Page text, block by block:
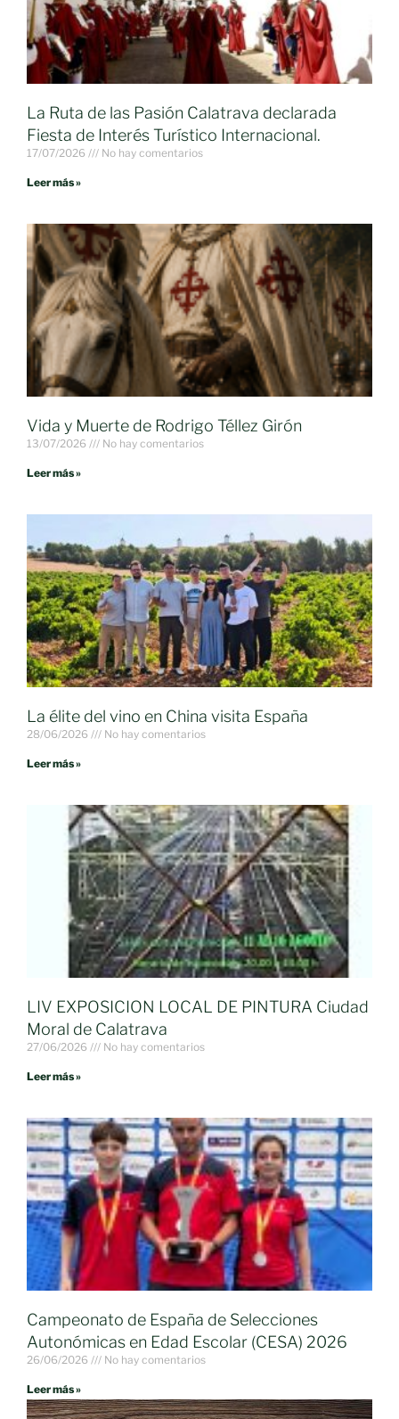
La Ruta de las Pasión Calatrava declarada
Fiesta de Interés Turístico Internacional.
17/07/2026 No hay comentarios
Leer más »
Vida y Muerte de Rodrigo Téllez Girón
13/07/2026 No hay comentarios
Leer más »
La élite del vino en China visita España
28/06/2026 No hay comentarios
Leer más »
LIV EXPOSICION LOCAL DE PINTURA Ciudad
Moral de Calatrava
27/06/2026 No hay comentarios
Leer más »
Campeonato de España de Selecciones
Autonómicas en Edad Escolar (CESA) 2026
26/06/2026 No hay comentarios
Leer más »